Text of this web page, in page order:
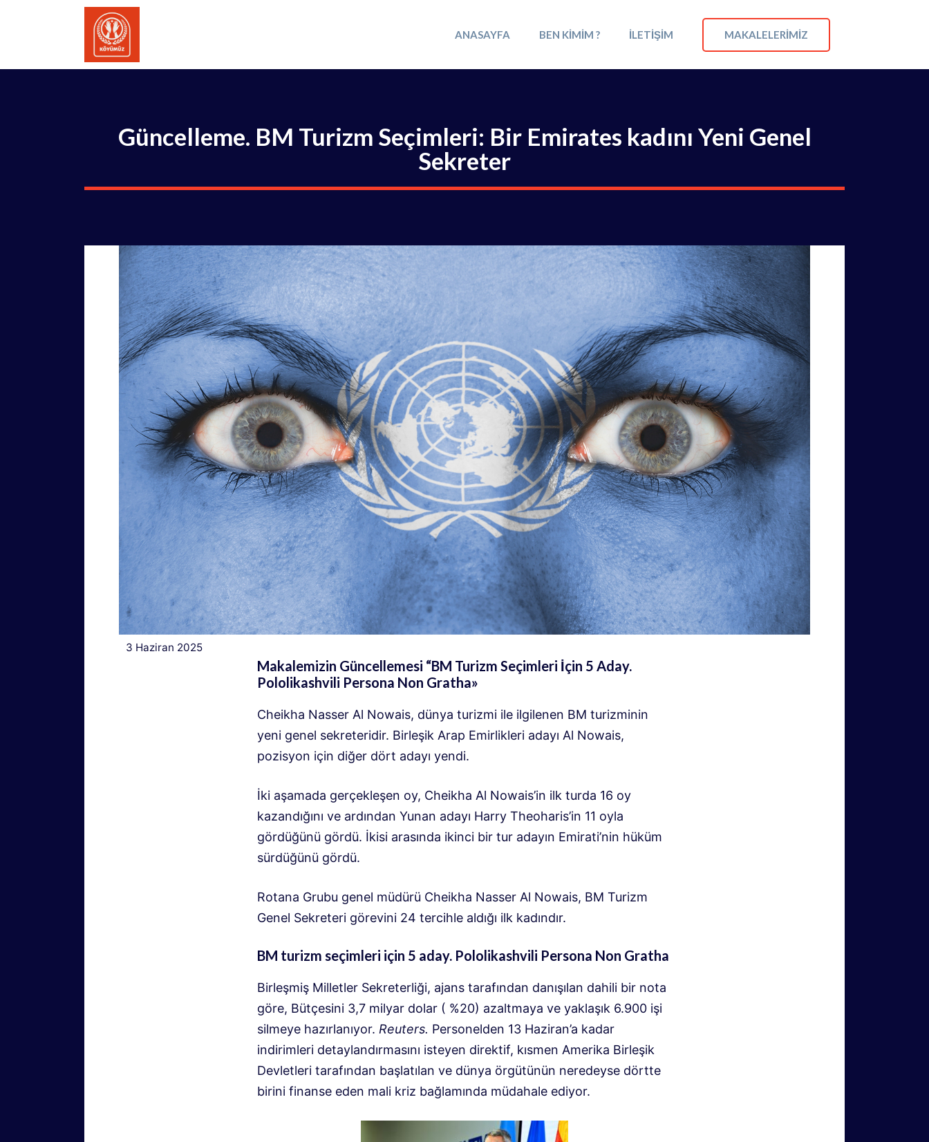
ANASAYFA BEN KIMIM ? İLETIŞIM MAKALELERIMIZ
Güncelleme. BM Turizm Seçimleri: Bir Emirates kadını Yeni Genel
Sekreter
3 Haziran 2025
Makalemizin Güncellemesi “BM Turizm Seçimleri İçin 5 Aday.
Pololikashvili Persona Non Gratha»
Cheikha Nasser Al Nowais, dünya turizmi ile ilgilenen BM turizminin
yeni genel sekreteridir. Birleşik Arap Emirlikleri adayı Al Nowais,
pozisyon için diğer dört adayı yendi.
İki aşamada gerçekleşen oy, Cheikha Al Nowais’in ilk turda 16 oy
kazandığını ve ardından Yunan adayı Harry Theoharis’in 11 oyla
gördüğünü gördü. İkisi arasında ikinci bir tur adayın Emirati’nin hüküm
sürdüğünü gördü.
Rotana Grubu genel müdürü Cheikha Nasser Al Nowais, BM Turizm
Genel Sekreteri görevini 24 tercihle aldığı ilk kadındır.
BM turizm seçimleri için 5 aday. Pololikashvili Persona Non Gratha
Birleşmiş Milletler Sekreterliği, ajans tarafından danışılan dahili bir nota
göre, Bütçesini 3,7 milyar dolar ( %20) azaltmaya ve yaklaşık 6.900 işi
silmeye hazırlanıyor. Reuters. Personelden 13 Haziran’a kadar
indirimleri detaylandırmasını isteyen direktif, kısmen Amerika Birleşik
Devletleri tarafından başlatılan ve dünya örgütünün neredeyse dörtte
birini finanse eden mali kriz bağlamında müdahale ediyor.